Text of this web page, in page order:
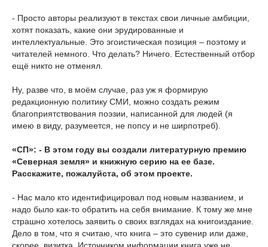
- Просто авторы реализуют в текстах свои личные амбиции,
хотят показать, какие они эрудированные и
интеллектуальные. Это эгоистическая позиция – поэтому и
читателей немного. Что делать? Ничего. Естественный отбор
ещё никто не отменял.
Ну, разве что, в моём случае, раз уж я формирую
редакционную политику СМИ, можно создать режим
благоприятствования поэзии, написанной для людей (я
имею в виду, разумеется, не попсу и не ширпотреб).
«СП»: - В этом году вы создали литературную премию
«Северная земля» и книжную серию на ее базе.
Расскажите, пожалуйста, об этом проекте.
- Нас мало кто идентифицировал под новым названием, и
надо было как-то обратить на себя внимание. К тому же мне
страшно хотелось заявить о своих взглядах на книгоиздание.
Дело в том, что я считаю, что книга – это сувенир или даже,